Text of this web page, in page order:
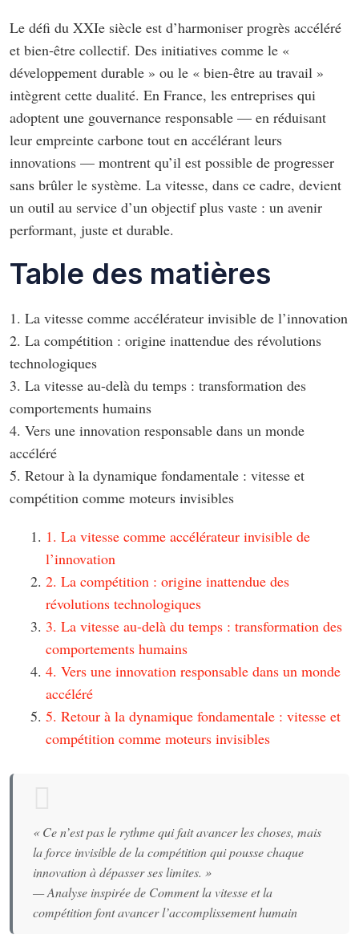
Le défi du XXIe siècle est d’harmoniser progrès accéléré
et bien-être collectif. Des initiatives comme le «
développement durable » ou le « bien-être au travail »
intègrent cette dualité. En France, les entreprises qui
adoptent une gouvernance responsable — en réduisant
leur empreinte carbone tout en accélérant leurs
innovations — montrent qu’il est possible de progresser
sans brûler le système. La vitesse, dans ce cadre, devient
un outil au service d’un objectif plus vaste : un avenir
performant, juste et durable.
Table des matières
1. La vitesse comme accélérateur invisible de l’innovation
2. La compétition : origine inattendue des révolutions
technologiques
3. La vitesse au-delà du temps : transformation des
comportements humains
4. Vers une innovation responsable dans un monde
accéléré
5. Retour à la dynamique fondamentale : vitesse et
compétition comme moteurs invisibles
1. La vitesse comme accélérateur invisible de
l’innovation
2. La compétition : origine inattendue des
révolutions technologiques
3. La vitesse au-delà du temps : transformation des
comportements humains
4. Vers une innovation responsable dans un monde
accéléré
5. Retour à la dynamique fondamentale : vitesse et
compétition comme moteurs invisibles
« Ce n’est pas le rythme qui fait avancer les choses, mais
la force invisible de la compétition qui pousse chaque
innovation à dépasser ses limites. »
— Analyse inspirée de Comment la vitesse et la
compétition font avancer l’accomplissement humain